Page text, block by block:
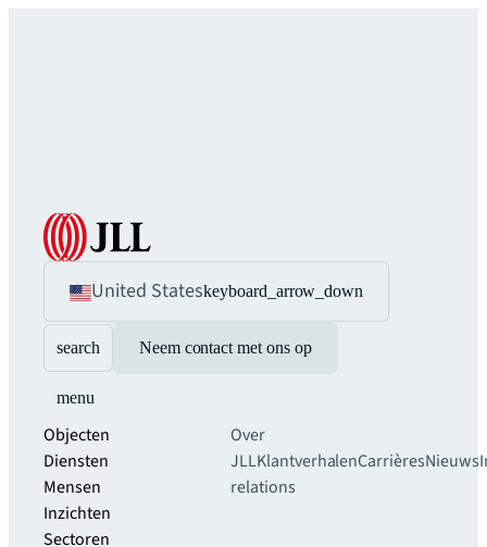
United Stateskeyboard_arrow_down
search Neem contact met ons op
menu
Objecten
Diensten
Mensen
Inzichten
Sectoren
Over
JLLKlantverhalenCarrièresNieuws
relations